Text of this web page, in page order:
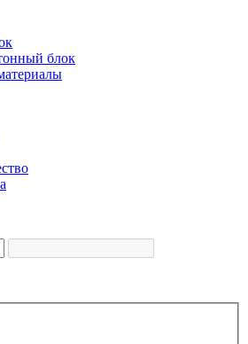
блок